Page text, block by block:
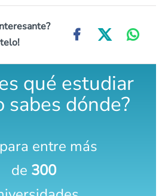
qué estudiar
sabes dónde?
entre más
de 300